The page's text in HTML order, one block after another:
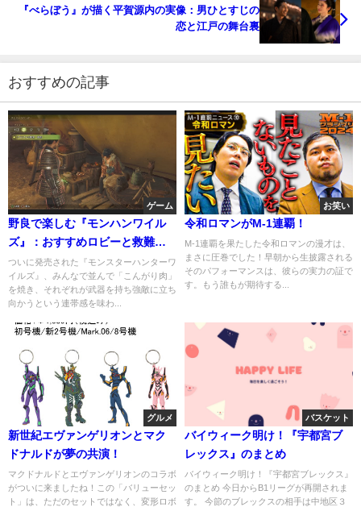
『べらぼう』が描く平賀源内の実像：男ひとすじの
恋と江戸の舞台裏
おすすめの記事
ゲーム
野良で楽しむ『モンハンワイル
ズ』：おすすめロビーと救難信
号クエストの活用法
ついに発売された『モンスターハンターワ
イルズ』、みんなで並んで「こんがり肉」
を焼き、それぞれが武器を持ち強敵に立ち
向かうという連帯感を味わ...
お笑い
令和ロマンがM-1連覇！
M-1連覇を果たした令和ロマンの漫才は、
まさに圧巻でした！早朝から生披露される
そのパフォーマンスは、彼らの実力の証で
す。もう誰もが期待する...
グルメ
新世紀エヴァンゲリオンとマク
ドナルドが夢の共演！
マクドナルドとエヴァンゲリオンのコラボ
がついに来ましたね！この「バリューセッ
ト」は、ただのセットではなく、変形ロボ
バスケット
バイウィーク明け！『宇都宮ブ
レックス』のまとめ
バイウィーク明け！『宇都宮ブレックス』
のまとめ 今日からB1リーグが再開されま
す。 今節のブレックスの相手は中地区３